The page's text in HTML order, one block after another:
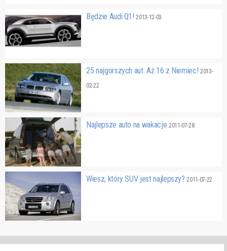
Będzie Audi Q1!2013-12-03
25 najgorszych aut. Aż 16 z Niemiec!2013-
02-22
Najlepsze auto na wakacje 2011-07-28
Wiesz, który SUV jest najlepszy?2011-07-22